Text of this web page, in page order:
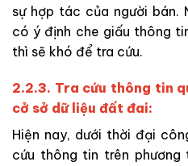
sự hợp tác của người bán.
có ý định che giấu thông
thì sẽ khó để tra cứu.
2.2.3. Tra cứu thông tin
cở sở dữ liệu đất đai:
Hiện nay, dưới thời đại
cứu thông tin trên